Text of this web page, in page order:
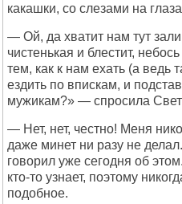
какашки, со слезами на
— Ой, да хватит нам тут
чистенькая и блестит,
тем, как к нам ехать (а
ездить по впискам, и
мужикам?» — спросила
— Нет, нет, честно! Меня
даже минет ни разу не
говорил уже сегодня об
кто-то узнает, поэтому
подобное.